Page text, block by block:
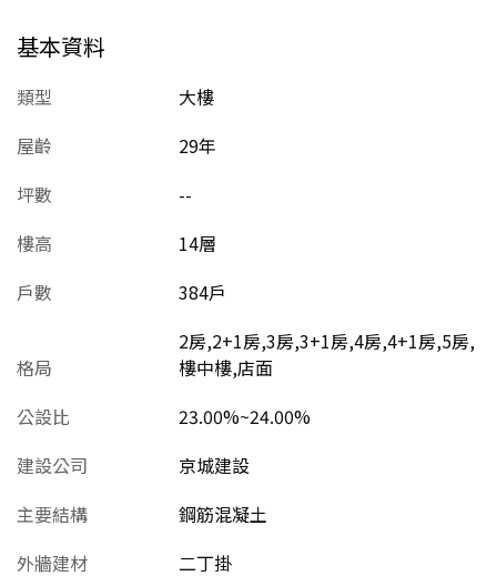
基本資料
類型
大樓
屋齡
29年
坪數
--
樓高
14層
戶數
384戶
格局
2房,2+1房,3房,3+1房,4房,4+1房,5房,
樓中樓,店面
公設比
23.00%~24.00%
建設公司
京城建設
主要結構
鋼筋混凝土
外牆建材
二丁掛